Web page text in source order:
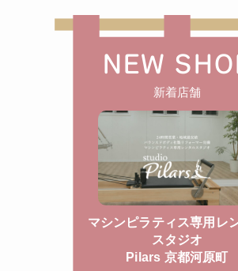
NEW
新着店舗
マシンピラティス専用レ
スタジオ
Pilars 京都河原町